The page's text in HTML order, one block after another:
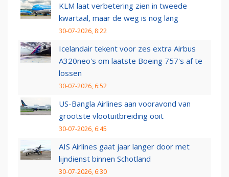
KLM laat verbetering zien in tweede
kwartaal, maar de weg is nog lang
30-07-2026, 8:22
Icelandair tekent voor zes extra Airbus
A320neo's om laatste Boeing 757's af te
lossen
30-07-2026, 6:52
US-Bangla Airlines aan vooravond van
grootste vlootuitbreiding ooit
30-07-2026, 6:45
AIS Airlines gaat jaar langer door met
lijndienst binnen Schotland
30-07-2026, 6:30